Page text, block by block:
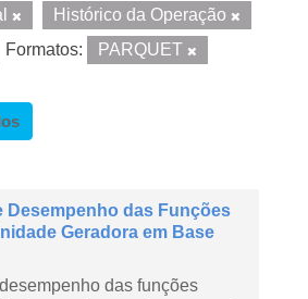
Histórico da Operação
Formatos:
PARQUET
Desempenho das Funções
Geradora em Base
das funções